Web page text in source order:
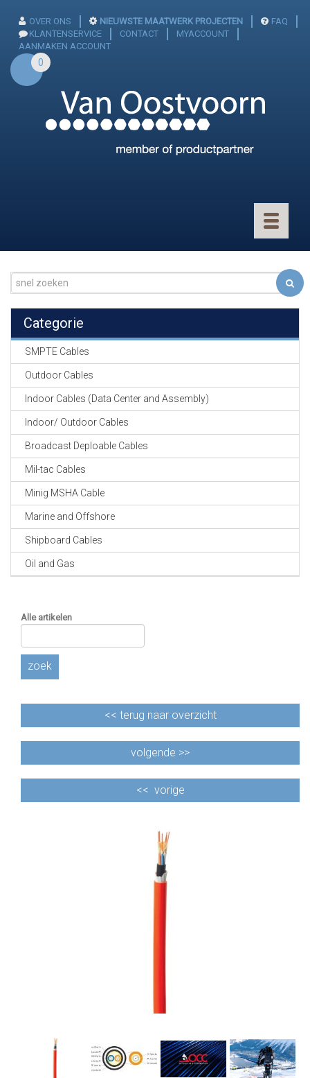
OVER ONS NIEUWSTE MAATWERK PROJECTEN
FAQ
KLANTENSERVICE
CONTACT
MYACCOUNT
AANMAKEN ACCOUNT
0
Toggle
GEVLOCHTEN KOUS
KRIMP KOUS
KOPER KABEL
OP ROL
FIBER CABLE
GE-ASSEMBLEERDE
CABLE EQUIPEMENTS
Categorie
SMPTE Cables
Outdoor Cables
Indoor Cables (Data Center and Assembly)
Indoor/ Outdoor Cables
Broadcast Deploable Cables
Mil-tac Cables
Minig MSHA Cable
Marine and Offshore
Shipboard Cables
Oil and Gas
Alle artikelen
zoek
<< terug naar overzicht
volgende >>
<< vorige